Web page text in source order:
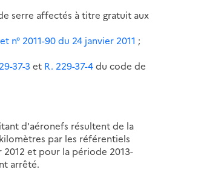
serre affectés à titre gratuit aux
n° 2011-90 du 24 janvier 2011 ;
37-3 et R. 229-37-4du code de
d'aéronefs résultent de la
par les référentiels
et pour la période 2013-
arrêté.